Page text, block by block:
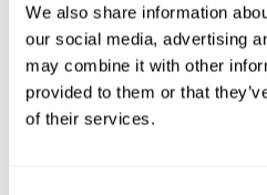
We also share information
our social media, advertising
may combine it with other
provided to them or that
of their services.
Certains programmes
court terme qui sont difficiles à
peuvent être finalement n'être que
un programme qui vous évalue dès le
nécessités d'apprentissage